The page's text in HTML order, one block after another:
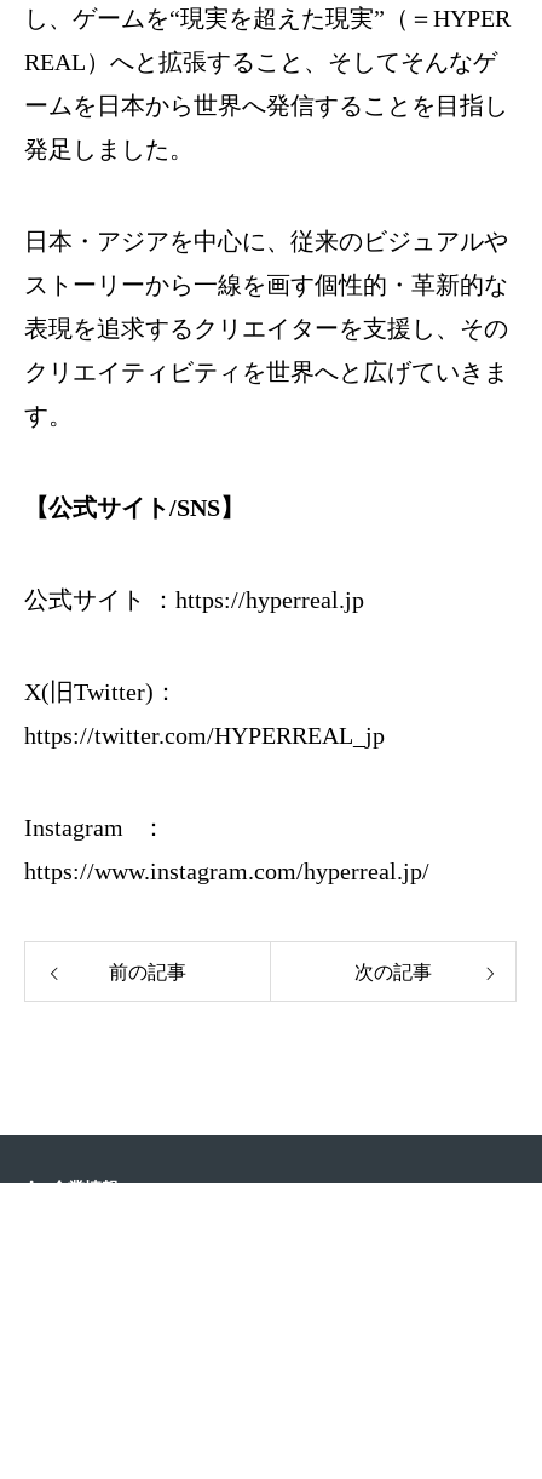
し、ゲームを“現実を超えた現実”（＝HYPER
REAL）へと拡張すること、そしてそんなゲ
ームを日本から世界へ発信することを目指し
発足しました。
日本・アジアを中心に、従来のビジュアルや
ストーリーから一線を画す個性的・革新的な
表現を追求するクリエイターを支援し、その
クリエイティビティを世界へと広げていきま
す。
【公式サイト/SNS】
公式サイト ： https://hyperreal.jp
X(旧Twitter)：
https://twitter.com/HYPERREAL_jp
Instagram ：
https://www.instagram.com/hyperreal.jp/
前の記事 次の記事
企業情報